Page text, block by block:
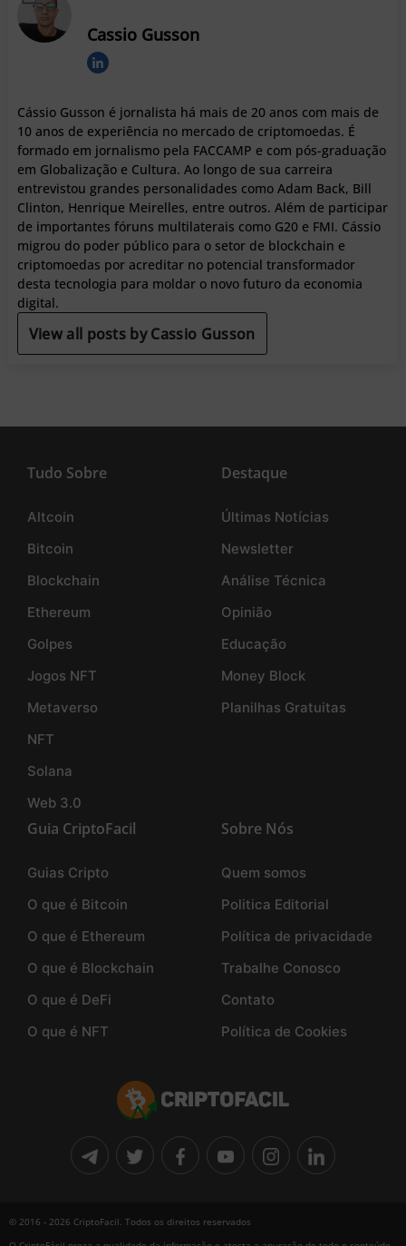
Cassio Gusson
Cássio Gusson é jornalista há mais de 20 anos com mais de
10 anos de experiência no mercado de criptomoedas. É
formado em jornalismo pela FACCAMP e com pós-graduação
em Globalização e Cultura. Ao longo de sua carreira
entrevistou grandes personalidades como Adam Back, Bill
Clinton, Henrique Meirelles, entre outros. Além de participar
de importantes fóruns multilaterais como G20 e FMI. Cássio
migrou do poder público para o setor de blockchain e
criptomoedas por acreditar no potencial transformador
desta tecnologia para moldar o novo futuro da economia
digital.
View all posts by Cassio Gusson
Tudo Sobre
Altcoin
Bitcoin
Blockchain
Ethereum
Golpes
Jogos NFT
Metaverso
NFT
Solana
Web 3.0
Destaque
Últimas Notícias
Newsletter
Análise Técnica
Opinião
Educação
Money Block
Planilhas Gratuitas
Guia CriptoFacil
Guias Cripto
O que é Bitcoin
O que é Ethereum
O que é Blockchain
O que é DeFi
O que é NFT
Sobre Nós
Quem somos
Politica Editorial
Política de privacidade
Trabalhe Conosco
Contato
Política de Cookies
© 2016 - 2026 CriptoFacil. Todos os direitos reservados